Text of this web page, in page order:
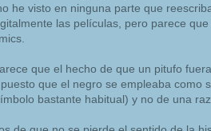
he visto en ninguna parte que
las películas, pero parece que
que el hecho de que un pitufo
que el negro se empleaba como
bastante habitual) y no de una